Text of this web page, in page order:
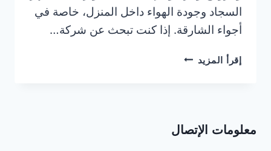
السجاد وجودة الهواء داخل المنزل، خاصة في
أجواء الشارقة. إذا كنت تبحث عن شركة…
إقرأ المزيد شركة
|0506025079معلومات الإتصال